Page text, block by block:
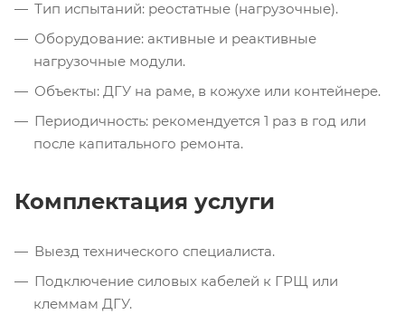
Тип испытаний: реостатные (нагрузочные).
Оборудование: активные и реактивные
нагрузочные модули.
Объекты: ДГУ на раме, в кожухе или контейнере.
Периодичность: рекомендуется 1 раз в год или
после капитального ремонта.
Комплектация услуги
Выезд технического специалиста.
Подключение силовых кабелей к ГРЩ или
клеммам ДГУ.